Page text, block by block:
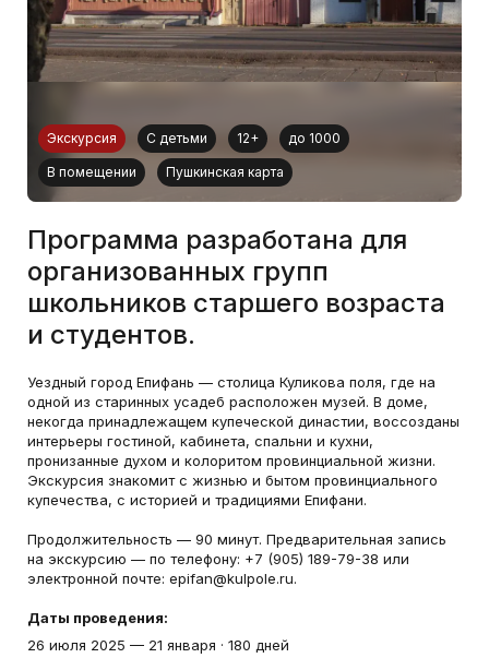
Экскурсия С детьми 12+ до 1000
В помещении Пушкинская карта
Программа разработана для
организованных групп
школьников старшего возраста
и студентов.
Уездный город Епифань — столица Куликова поля, где на
одной из старинных усадеб расположен музей. В доме,
некогда принадлежащем купеческой династии, воссозданы
интерьеры гостиной, кабинета, спальни и кухни,
пронизанные духом и колоритом провинциальной жизни.
Экскурсия знакомит с жизнью и бытом провинциального
купечества, с историей и традициями Епифани.
Продолжительность — 90 минут. Предварительная запись
на экскурсию — по телефону: +7 (905) 189-79-38 или
электронной почте: epifan@kulpole.ru.
Даты проведения:
26 июля 2025 — 21 января · 180 дней